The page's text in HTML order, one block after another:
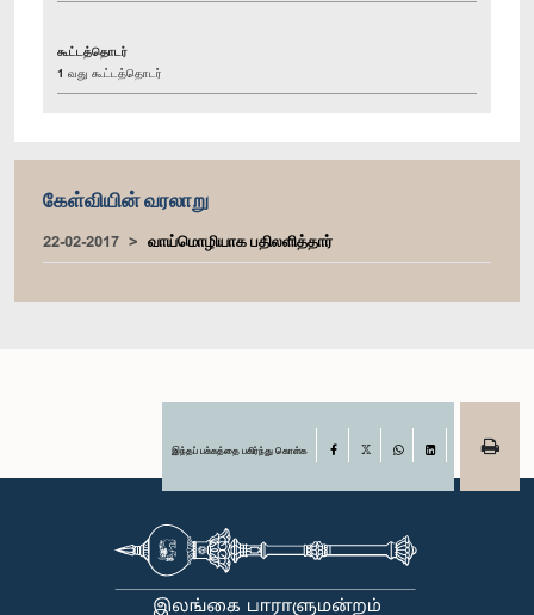
கூட்டத்தொடர்
1 வது கூட்டத்தொடர்
கேள்வியின் வரலாறு
22-02-2017 வாய்மொழியாக பதிலளித்தார்
இந்தப் பக்கத்தை பகிர்ந்து கொள்க Facebook